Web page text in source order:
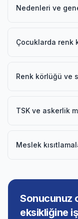
Nedenleri ve
Çocuklarda renk
Renk körlüğü ve
TSK ve askerlik
Meslek
Sonucunuz
eksikliğine